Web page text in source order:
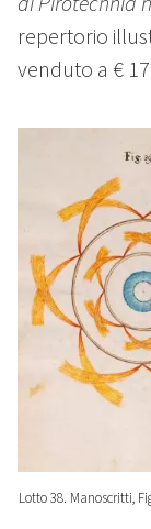
repertorio
venduto a €
Lotto 38. Manoscritti,